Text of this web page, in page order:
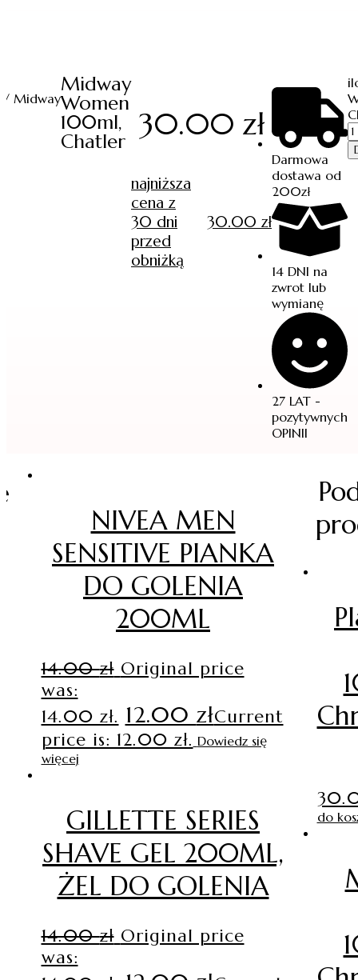
/ Midway
Midway
Women
100ml,
Chatler 30.00 zł
najniższa
cena z
30 dni
przed
obniżką
30.00 zł
Darmowa
dostawa od
200zł
14 DNI na
zwrot lub
wymianę
27 LAT -
pozytywnych
OPINII
NIVEA MEN
SENSITIVE PIANKA
DO GOLENIA
200ML
14.00zł Original price
was:
14.00 zł. 12.00 złCurrent
price is: 12.00 zł. Dowiedz się
więcej
GILLETTE SERIES
SHAVE GEL 200ML,
ŻEL DO GOLENIA
14.00zł Original price
was:
do